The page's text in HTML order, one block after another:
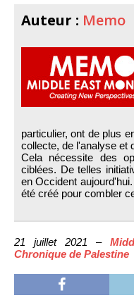
Auteur : Memo
particulier, ont de plus
collecte, de l'analyse et
Cela nécessite des
ciblées. De telles
en Occident
été créé pour combler
21 juillet 2021 –
Chronique de Palestine